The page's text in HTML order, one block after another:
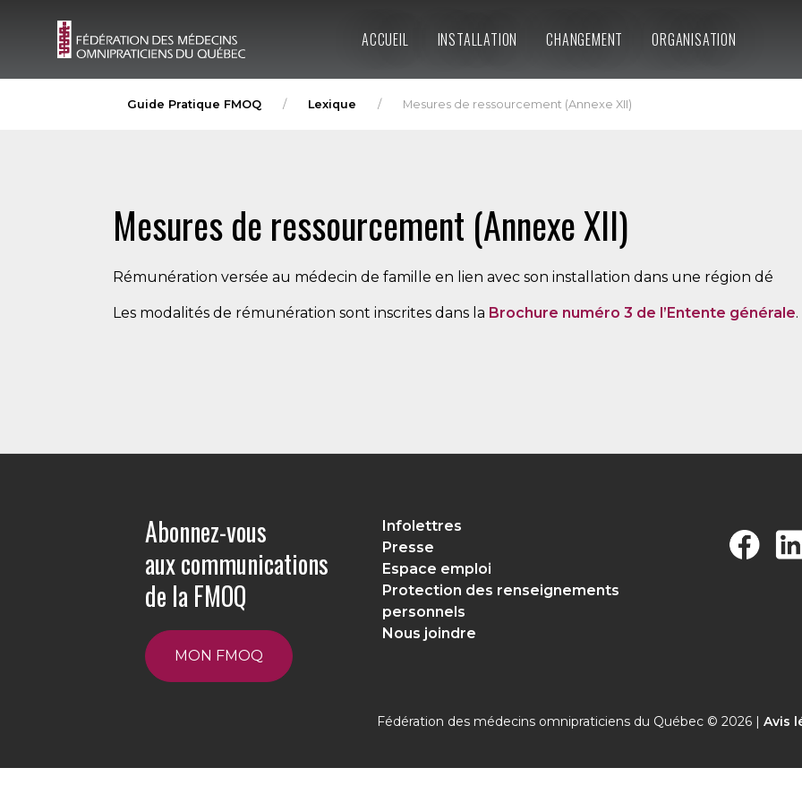
ACCUEIL INSTALLATION CHANGEMENT ORGANISATION
Guide Pratique FMOQ Lexique Mesures de ressourcement (Annexe XII)
Mesures de ressourcement (Annexe XII)
Rémunération versée au médecin de famille en lien avec son installation dans une région dé
Les modalités de rémunération sont inscrites dans la Brochure numéro 3 de l’Entente générale.
Abonnez-vous
aux communications
de la FMOQ
MON FMOQ
Infolettres
Presse
Espace emploi
Protection des renseignements
personnels
Nous joindre
Fédération des médecins omnipraticiens du Québec © 2026 | Avis